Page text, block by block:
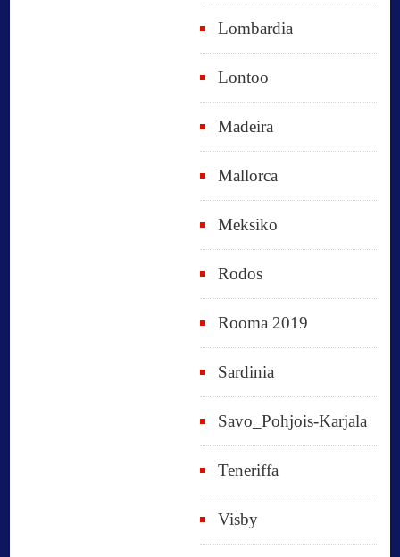
Lombardia
Lontoo
Madeira
Mallorca
Meksiko
Rodos
Rooma 2019
Sardinia
Savo_Pohjois-Karjala
Teneriffa
Visby